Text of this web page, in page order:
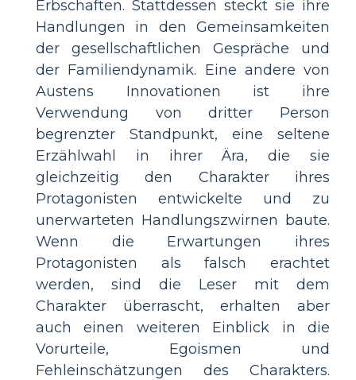
Erbschaften. Stattdessen steckt sie ihre
Handlungen in den Gemeinsamkeiten
der gesellschaftlichen Gespräche und
der Familiendynamik. Eine andere von
Austens Innovationen ist ihre
Verwendung von dritter Person
begrenzter Standpunkt, eine seltene
Erzählwahl in ihrer Ära, die sie
gleichzeitig den Charakter ihres
Protagonisten entwickelte und zu
unerwarteten Handlungszwirnen baute.
Wenn die Erwartungen ihres
Protagonisten als falsch erachtet
werden, sind die Leser mit dem
Charakter überrascht, erhalten aber
auch einen weiteren Einblick in die
Vorurteile, Egoismen und
Fehleinschätzungen des Charakters.